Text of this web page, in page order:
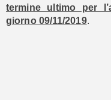
termine ultimo per
giorno 09/11/2019.